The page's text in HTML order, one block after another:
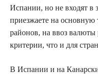
Испании, но не входят в
приезжаете на основную
районов, на ввоз валюты
критерии, что и для
В Испании и на